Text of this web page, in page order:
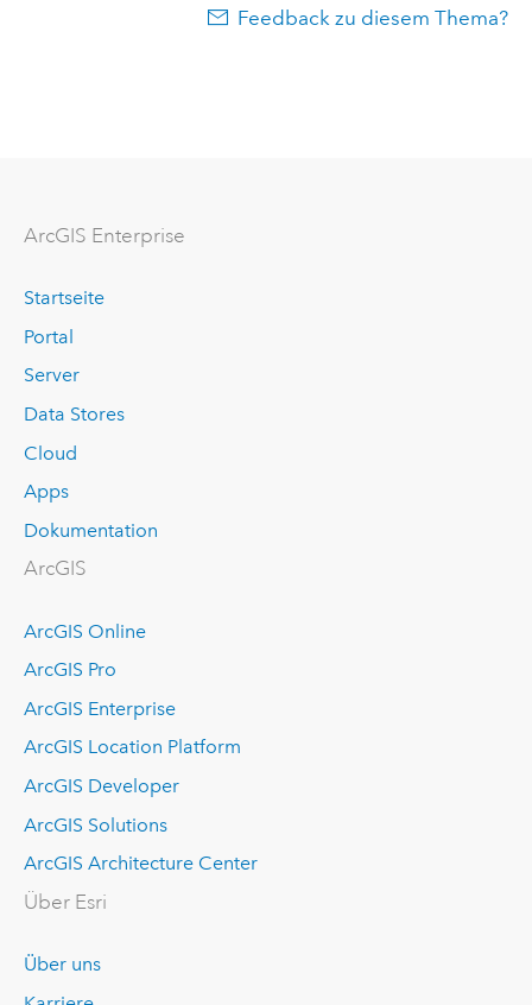
Feedback zu diesem Thema?
ArcGIS Enterprise
Startseite
Portal
Server
Data Stores
Cloud
Apps
Dokumentation
ArcGIS
ArcGIS Online
ArcGIS Pro
ArcGIS Enterprise
ArcGIS Location Platform
ArcGIS Developer
ArcGIS Solutions
ArcGIS Architecture Center
Über Esri
Über uns